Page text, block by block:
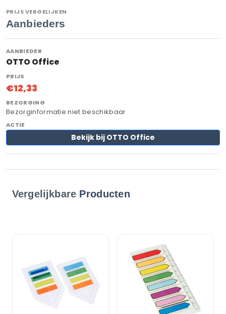
PRIJS VERGELIJKEN
Aanbieders
OTTO Office
€12,33
Bezorginformatie niet beschikbaar
Bekijk bij OTTO Office
Vergelijkbare Producten